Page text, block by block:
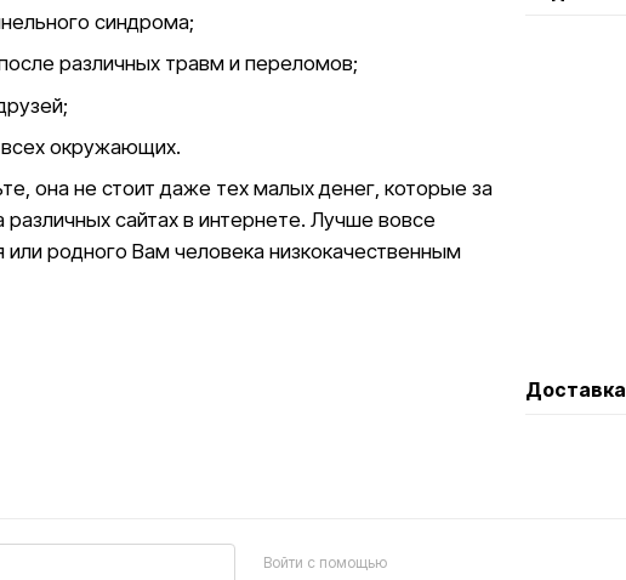
синдрома;
различных травм и переломов;
всех окружающих.
она не стоит даже тех малых денег, которые за
сайтах в интернете. Лучше вовсе
или родного Вам человека низкокачественным
Доставка
Войти с помощью